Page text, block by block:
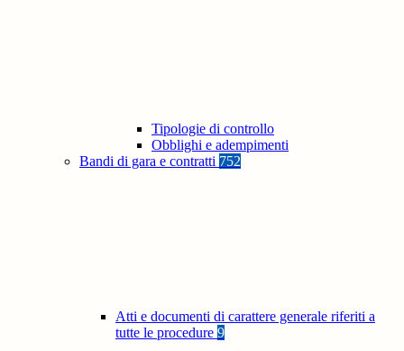
Tipologie di controllo
Obblighi e adempimenti
Bandi di gara e contratti 752
Atti e documenti di carattere generale riferiti a
tutte le procedure 9